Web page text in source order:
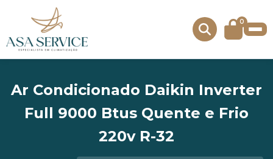
0
Ar Condicionado Daikin Inverter
Full 9000 Btus Quente e Frio
220v R-32